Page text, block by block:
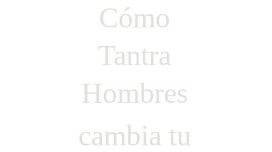
Cómo
Tantra
Hombres
cambia tu